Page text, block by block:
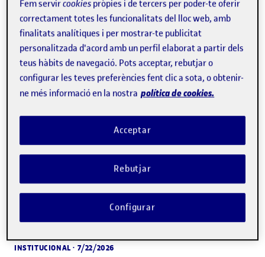
EDUCACIÓ · 7/30/2026
Estudiants gitanos es formen a la UOC per
millorar les seves perspectives d'inserció
laboral
INSTITUCIONAL · 7/22/2026
Fem servircookies pròpies i de tercers per poder-te oferir
correctament totes les funcionalitats del lloc web, amb
finalitats analítiques i per mostrar-te publicitat
personalitzada d'acord amb un perfil elaborat a partir dels
teus hàbits de navegació. Pots acceptar, rebutjar o
configurar les teves preferències fent clic a sota, o obtenir-
ne més informació en la nostra política de cookies.
Rebutjar
Acceptar
Configurar